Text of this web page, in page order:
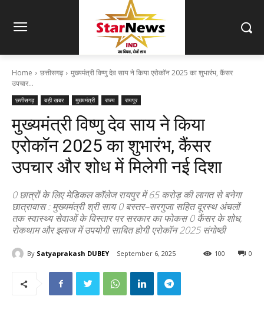
Home छत्तीसगढ़
मुख्यमंत्री विष्णु देव साय ने किया एरोकॉन 2025 का शुभारंभ, कैंसर
उपचार...
छत्तीसगढ़ बड़ी खबर मुख्यमंत्री राज्य रायपुर
मुख्यमंत्री विष्णु देव साय ने किया
एरोकॉन 2025 का शुभारंभ, कैंसर
उपचार और शोध में मिलेगी नई दिशा
0 छात्रों के लिए मेडिकल कॉलेज रायपुर में 65 करोड़ की लागत से बनेगा
छात्रावास : मुख्यमंत्री श्री साय 0 बस्तर–सरगुजा सहित दूरस्थ अंचलों
तक स्वास्थ्य सेवाओं के विस्तार पर सरकार का फोकस 0 कैंसर के शोध,
रोकथाम और इलाज में उपयोगी साबित होगी एरोकॉन 2025 संगोष्ठी
By Satyaprakash DUBEY September 6, 2025 0
100